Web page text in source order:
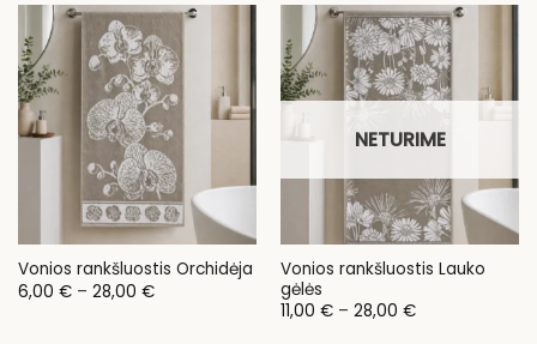
Vonios rankšluostis Orchidėja
6,00 € – 28,00 €Price
NETURIME
Vonios rankšluostis Lauko
gėlės
11,00 € – 28,00 €Price